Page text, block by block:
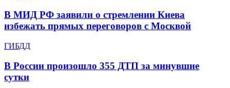
В МИД РФ заявили о стремлении Киева
избежать прямых переговоров с Москвой
ГИБДД
В России произошло 355 ДТП за минувшие
сутки